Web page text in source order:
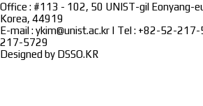
Office : #113 - 102, 50 UNIST-gil Eonyang-
Korea, 44919
E-mail : ykim@unist.ac.kr | Tel : +82-52-
217-5729
Designed by DSSO.KR